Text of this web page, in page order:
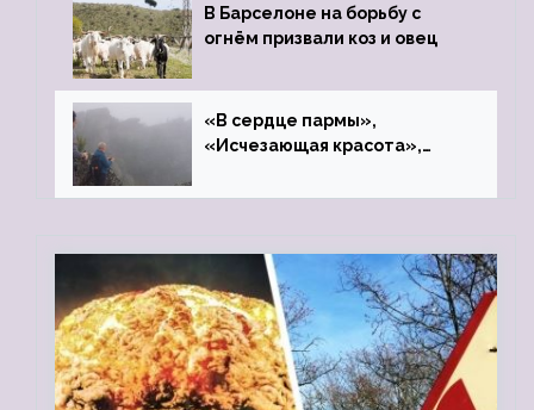
В Барселоне на борьбу с
огнём призвали коз и овец
«В сердце пармы»,
«Исчезающая красота»,